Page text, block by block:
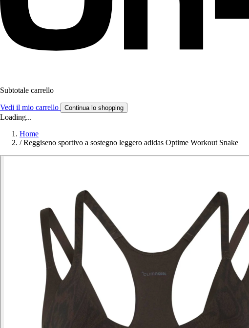
Subtotale carrello
Vedi il mio carrello Continua lo shopping
Loading...
Home
/ Reggiseno sportivo a sostegno leggero adidas Optime Workout Snake